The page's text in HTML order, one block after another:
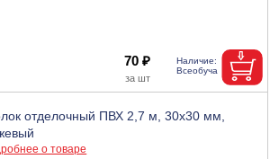
70 ₽
отделочный ПВХ 2,7 м, 30х30 мм,
о товаре